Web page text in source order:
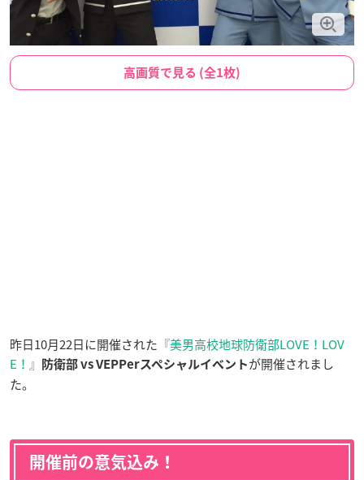
高画質で見る (全1枚)
昨日10月22日に開催された 『美男高校地球防衛部LOVE！LOV
E！』
防衛部 vs VEPPerスペシャルイベント が開催されまし
た。
開催前の意気込み！